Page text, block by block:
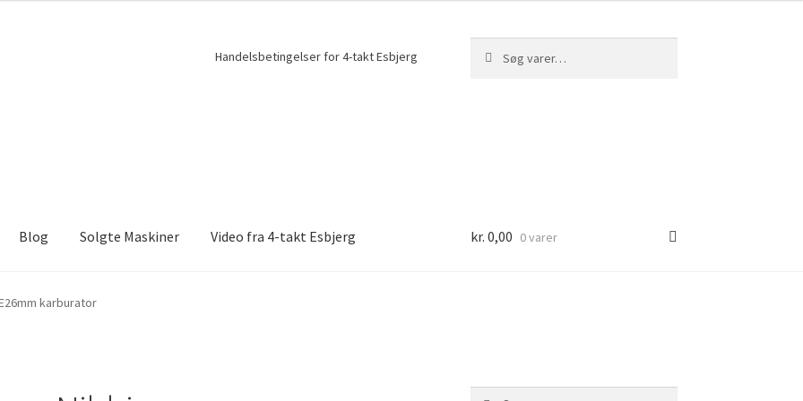
Handelsbetingelser for 4-takt Esbjerg
efter:
Blog Solgte Maskiner Video fra 4-takt Esbjerg kr. 0,00 0 varer
karburator